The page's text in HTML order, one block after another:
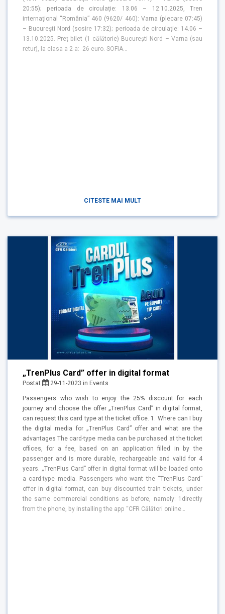
20:55); perioada de circulație: 13.06 – 12.10.2025, Tren
internațional “România” 460 (9620/ 460): Varna (plecare 07:45)
– București Nord (sosire 17:32); perioada de circulație: 14.06 –
13.10.2025. Preț bilet (1 călătorie) București Nord – Varna (sau
retur), la clasa a 2-a: 26 euro. SOFIA…
CITESTE MAI MULT
„TrenPlus Card” offer in digital format
Postat 29-11-2023 in Events
Passengers who wish to enjoy the 25% discount for each
journey and choose the offer „TrenPlus Card” in digital format,
can request this card type at the ticket office. 1. Where can I buy
the digital media for „TrenPlus Card” offer and what are the
advantages The card-type media can be purchased at the ticket
offices, for a fee, based on an application filled in by the
passenger and is more durable, rechargeable and valid for 4
years. „TrenPlus Card” offer in digital format will be loaded onto
a card-type media. Passengers who want the “TrenPlus Card”
offer in digital format, can buy discounted train tickets, under
the same commercial conditions as before, namely: 1directly
from the phone, by installing the app “CFR Călători online…